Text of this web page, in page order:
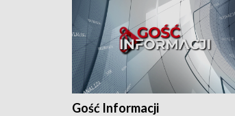
Gość Informacji